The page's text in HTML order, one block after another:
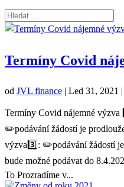
Termíny Covid
od JVL finance | Led 31, 2021 |
Termíny Covid nájemné
✏️podávání žádostí je
výzva3️⃣: ✏️podávání žádostí
bude možné podávat do
To Prozradíme v...